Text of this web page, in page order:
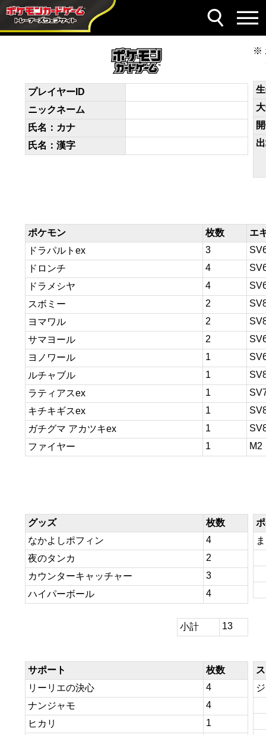
デッキコード
8D8Dx4-ISFF90-KxxY84
プレイヤーID
ニックネーム
氏名：カナ
氏名：漢字
ポケモン 枚数
エ
ドラパルトex
3
ドロンチ
4
ドラメシヤ
4
スボミー
2
ヨマワル
2
サマヨール
2
ヨノワール
1
ルチャブル
1
ラティアスex
1
キチキギスex
1
ガチグマ アカツキex
1
ファイヤー
1 M2
グッズ
枚数
なかよしポフィン
4
夜のタンカ
2
カウンターキャッチャー
3
ハイパーボール
4
小計 13
サポート
枚数
リーリエの決心
4
ナンジャモ
4
ヒカリ
1